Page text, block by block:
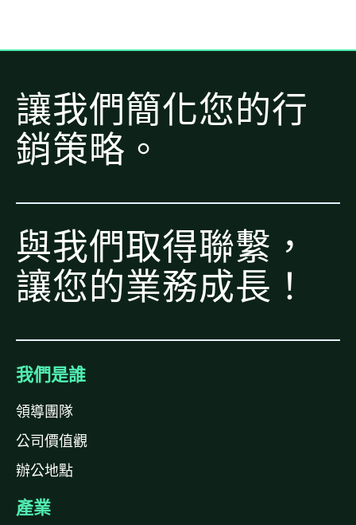
讓我們簡化您的行
銷策略。
與我們取得聯繫，
讓您的業務成長！
我們是誰
領導團隊
公司價值觀
辦公地點
產業